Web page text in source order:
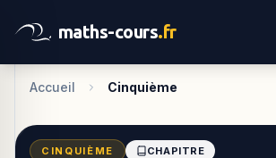
maths-cours.fr
Accueil Cinquième
CINQUIÈME CHAPITRE